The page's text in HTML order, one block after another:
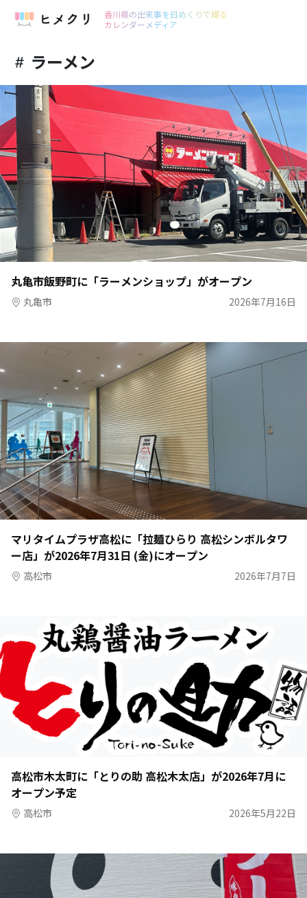
香川県の出来事を日めくりで綴る
カレンダーメディア
ラーメン
丸亀市飯野町に「ラーメンショップ」がオープン
丸亀市 2026年7月16日
マリタイムプラザ高松に「拉麺ひらり 高松シンボルタワ
ー店」が2026年7月31日 (金)にオープン
高松市 2026年7月7日
高松市木太町に「とりの助 高松木太店」が2026年7月に
オープン予定
高松市 2026年5月22日